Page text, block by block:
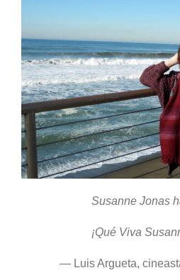
Susanne Jonas
¡Qué Viva
— Luis Argueta,